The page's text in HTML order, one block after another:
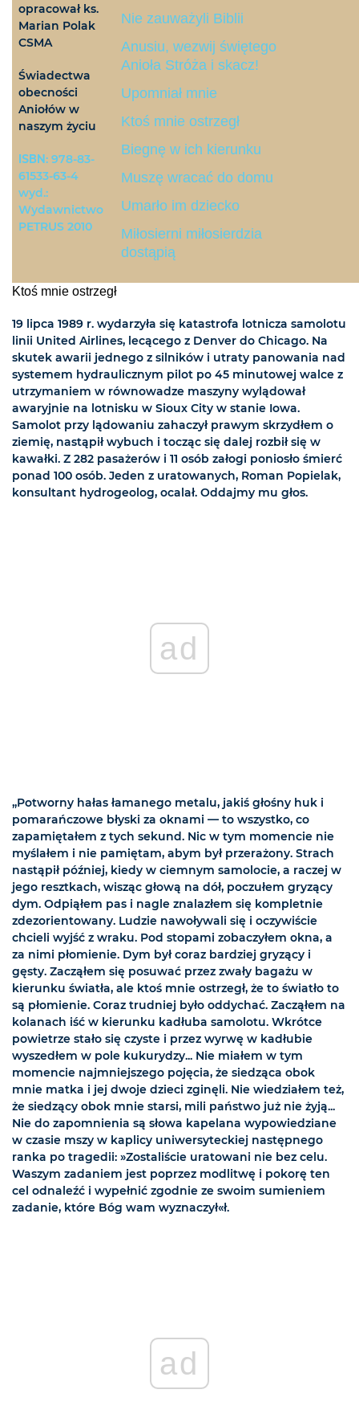
opracował ks.
Marian Polak
CSMA
Świadectwa
obecności
Aniołów w
naszym życiu
ISBN: 978-83-
61533-63-4
wyd.:
Wydawnictwo
PETRUS 2010
Nie zauważyli Biblii
Anusiu, wezwij świętego
Anioła Stróża i skacz!
Upomniał mnie
Ktoś mnie ostrzegł
Biegnę w ich kierunku
Muszę wracać do domu
Umarło im dziecko
Miłosierni miłosierdzia
dostąpią
Ktoś mnie ostrzegł
19 lipca 1989 r. wydarzyła się katastrofa lotnicza samolotu
linii United Airlines, lecącego z Denver do Chicago. Na
skutek awarii jednego z silników i utraty panowania nad
systemem hydraulicznym pilot po 45 minutowej walce z
utrzymaniem w równowadze maszyny wylądował
awaryjnie na lotnisku w Sioux City w stanie Iowa.
Samolot przy lądowaniu zahaczył prawym skrzydłem o
ziemię, nastąpił wybuch i tocząc się dalej rozbił się w
kawałki. Z 282 pasażerów i 11 osób załogi poniosło śmierć
ponad 100 osób. Jeden z uratowanych, Roman Popielak,
konsultant hydrogeolog, ocalał. Oddajmy mu głos.
ad
„Potworny hałas łamanego metalu, jakiś głośny huk i
pomarańczowe błyski za oknami — to wszystko, co
zapamiętałem z tych sekund. Nic w tym momencie nie
myślałem i nie pamiętam, abym był przerażony. Strach
nastąpił później, kiedy w ciemnym samolocie, a raczej w
jego resztkach, wisząc głową na dół, poczułem gryzący
dym. Odpiąłem pas i nagle znalazłem się kompletnie
zdezorientowany. Ludzie nawoływali się i oczywiście
chcieli wyjść z wraku. Pod stopami zobaczyłem okna, a
za nimi płomienie. Dym był coraz bardziej gryzący i
gęsty. Zacząłem się posuwać przez zwały bagażu w
kierunku światła, ale ktoś mnie ostrzegł, że to światło to
są płomienie. Coraz trudniej było oddychać. Zacząłem na
kolanach iść w kierunku kadłuba samolotu. Wkrótce
powietrze stało się czyste i przez wyrwę w kadłubie
wyszedłem w pole kukurydzy... Nie miałem w tym
momencie najmniejszego pojęcia, że siedząca obok
mnie matka i jej dwoje dzieci zginęli. Nie wiedziałem też,
że siedzący obok mnie starsi, mili państwo już nie żyją...
Nie do zapomnienia są słowa kapelana wypowiedziane
w czasie mszy w kaplicy uniwersyteckiej następnego
ranka po tragedii: »Zostaliście uratowani nie bez celu.
Waszym zadaniem jest poprzez modlitwę i pokorę ten
cel odnaleźć i wypełnić zgodnie ze swoim sumieniem
zadanie, które Bóg wam wyznaczył«ł.
ad